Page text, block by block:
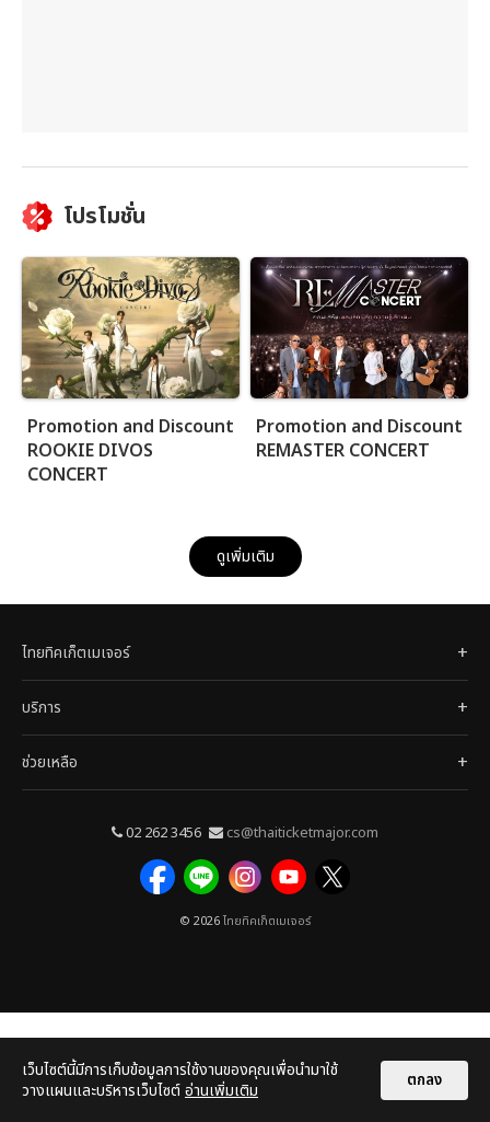
โปรโมชั่น
Promotion and Discount
ROOKIE DIVOS
CONCERT
Promotion and Discount
REMASTER CONCERT
ดูเพิ่มเติม
ไทยทิคเก็ตเมเจอร์
บริการ
ช่วยเหลือ
02 262 3456 cs@thaiticketmajor.com
© 2026ไทยทิคเก็ตเมเจอร์
เว็บไซต์นี้มีการเก็บข้อมูลการใช้งานของคุณเพื่อนำมาใช้
วางแผนและบริหารเว็บไซต์อ่านเพิ่มเติม ตกลง